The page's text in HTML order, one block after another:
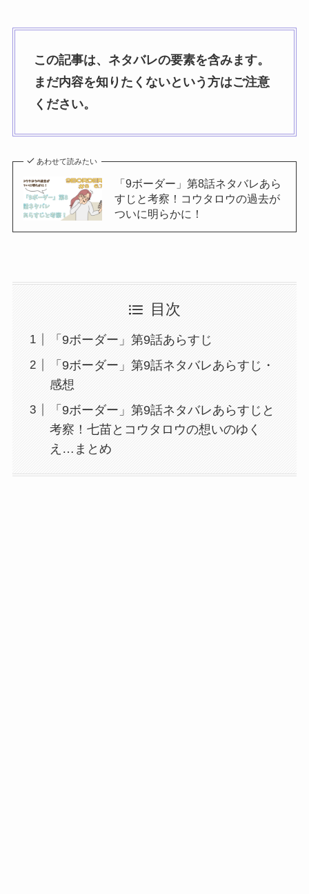
この記事は、ネタバレの要素を含みます。
まだ内容を知りたくないという方はご注意
ください。
あわせて読みたい
「9ボーダー」第8話ネタバレあら
すじと考察！コウタロウの過去が
ついに明らかに！
目次
「9ボーダー」第9話あらすじ
「9ボーダー」第9話ネタバレあらすじ・
感想
「9ボーダー」第9話ネタバレあらすじと
考察！七苗とコウタロウの想いのゆく
え…まとめ